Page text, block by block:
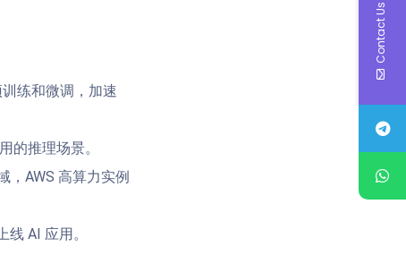
练和微调，加速
的推理场景。
，AWS 高算力实例
AI 应用。
Contact Us